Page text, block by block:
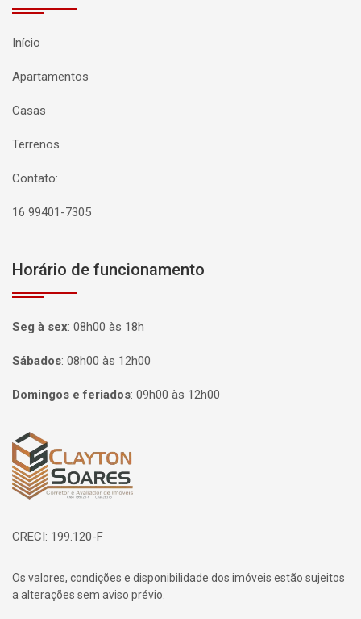
Início
Apartamentos
Casas
Terrenos
Contato:
16 99401-7305
Horário de funcionamento
Seg à sex: 08h00 às 18h
Sábados: 08h00 às 12h00
Domingos e feriados: 09h00 às 12h00
Página inicial
CRECI: 199.120-F
Os valores, condições e disponibilidade dos imóveis estão sujeitos
a alterações sem aviso prévio.